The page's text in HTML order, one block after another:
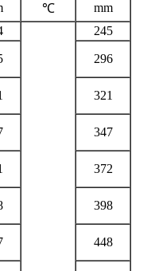
℃
mm
245
296
321
347
372
398
448